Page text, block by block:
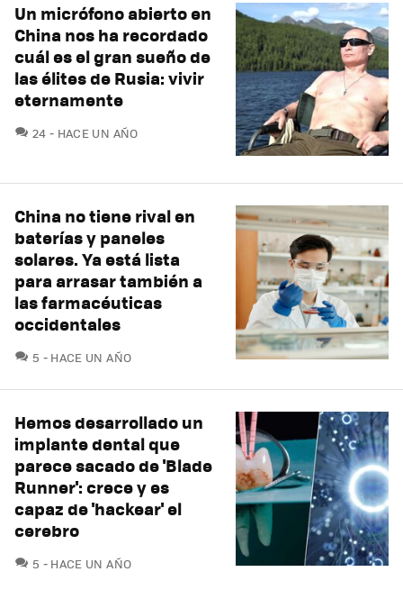
Un micrófono abierto en
China nos ha recordado
cuál es el gran sueño de
las élites de Rusia: vivir
eternamente
24 COMENTARIOS
HACE UN AÑO
China no tiene rival en
baterías y paneles
solares. Ya está lista
para arrasar también a
las farmacéuticas
occidentales
5 COMENTARIOS
HACE UN AÑO
Hemos desarrollado un
implante dental que
parece sacado de 'Blade
Runner': crece y es
capaz de 'hackear' el
cerebro
5 COMENTARIOS
HACE UN AÑO